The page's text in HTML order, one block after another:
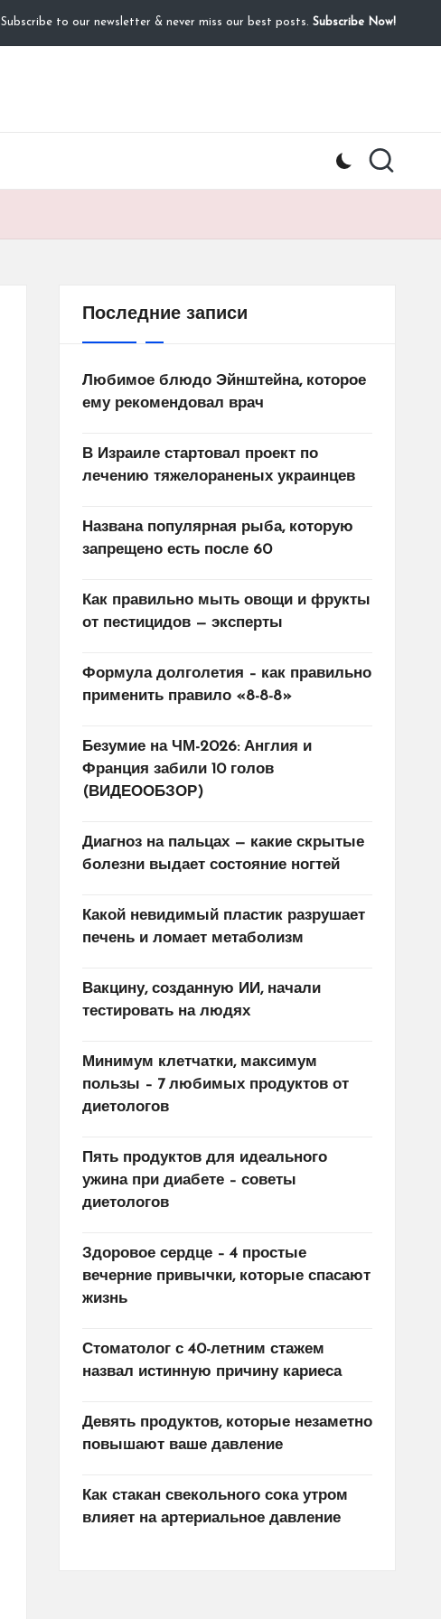
Subscribe to our newsletter & never miss our best posts. Subscribe Now!
Последние записи
Любимое блюдо Эйнштейна, которое
ему рекомендовал врач
В Израиле стартовал проект по
лечению тяжелораненых украинцев
Названа популярная рыба, которую
запрещено есть после 60
Как правильно мыть овощи и фрукты
от пестицидов — эксперты
Формула долголетия – как правильно
применить правило «8-8-8»
Безумие на ЧМ-2026: Англия и
Франция забили 10 голов
(ВИДЕООБЗОР)
Диагноз на пальцах — какие скрытые
болезни выдает состояние ногтей
Какой невидимый пластик разрушает
печень и ломает метаболизм
Вакцину, созданную ИИ, начали
тестировать на людях
Минимум клетчатки, максимум
пользы – 7 любимых продуктов от
диетологов
Пять продуктов для идеального
ужина при диабете – советы
диетологов
Здоровое сердце – 4 простые
вечерние привычки, которые спасают
жизнь
Стоматолог с 40-летним стажем
назвал истинную причину кариеса
Девять продуктов, которые незаметно
повышают ваше давление
Как стакан свекольного сока утром
влияет на артериальное давление